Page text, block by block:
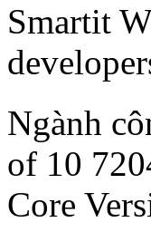
Smartit
Ngành
of 10
Core